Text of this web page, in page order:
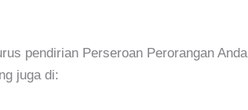
pendirian Perseroan Perorangan Anda
juga di: